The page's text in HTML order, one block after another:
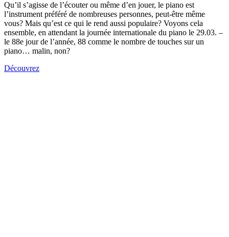
Qu’il s’agisse de l’écouter ou même d’en jouer, le piano est
l’instrument préféré de nombreuses personnes, peut-être même
vous? Mais qu’est ce qui le rend aussi populaire? Voyons cela
ensemble, en attendant la journée internationale du piano le 29.03. –
le 88e jour de l’année, 88 comme le nombre de touches sur un
piano… malin, non?
Découvrez